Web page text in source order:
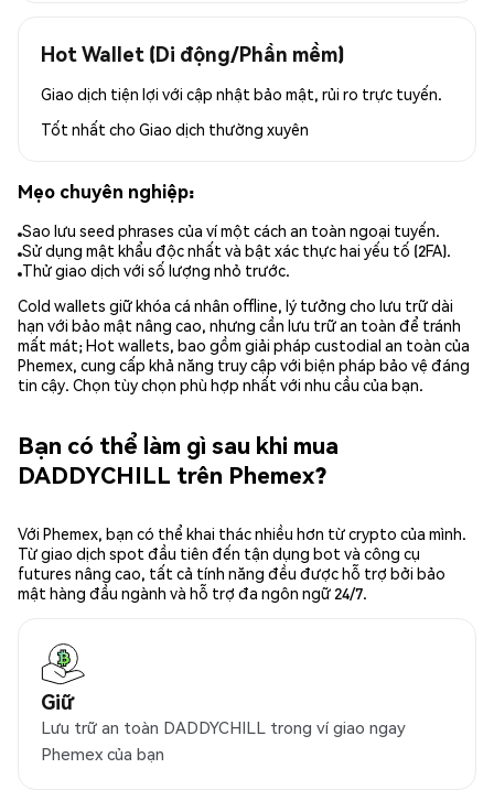
Hot Wallet (Di động/Phần mềm)
Giao dịch tiện lợi với cập nhật bảo mật, rủi ro trực tuyến.
Tốt nhất cho Giao dịch thường xuyên
Mẹo chuyên nghiệp:
Sao lưu seed phrases của ví một cách an toàn ngoại tuyến.
Sử dụng mật khẩu độc nhất và bật xác thực hai yếu tố (2FA).
Thử giao dịch với số lượng nhỏ trước.
Cold wallets giữ khóa cá nhân offline, lý tưởng cho lưu trữ dài
hạn với bảo mật nâng cao, nhưng cần lưu trữ an toàn để tránh
mất mát; Hot wallets, bao gồm giải pháp custodial an toàn của
Phemex, cung cấp khả năng truy cập với biện pháp bảo vệ đáng
tin cậy. Chọn tùy chọn phù hợp nhất với nhu cầu của bạn.
Bạn có thể làm gì sau khi mua
DADDYCHILL trên Phemex?
Với Phemex, bạn có thể khai thác nhiều hơn từ crypto của mình.
Từ giao dịch spot đầu tiên đến tận dụng bot và công cụ
futures nâng cao, tất cả tính năng đều được hỗ trợ bởi bảo
mật hàng đầu ngành và hỗ trợ đa ngôn ngữ 24/7.
Giữ
Lưu trữ an toàn DADDYCHILL trong ví giao ngay
Phemex của bạn